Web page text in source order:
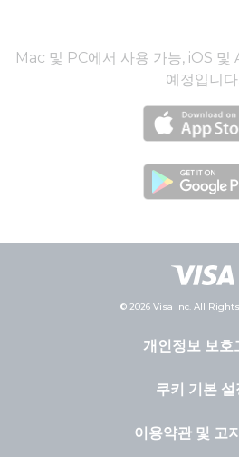
Mac 및 PC에서 사용 가능, iOS 및
예정입니다.
© 2026 Visa Inc. All
개인정보 보호
쿠키 기본 설
이용약관 및 고